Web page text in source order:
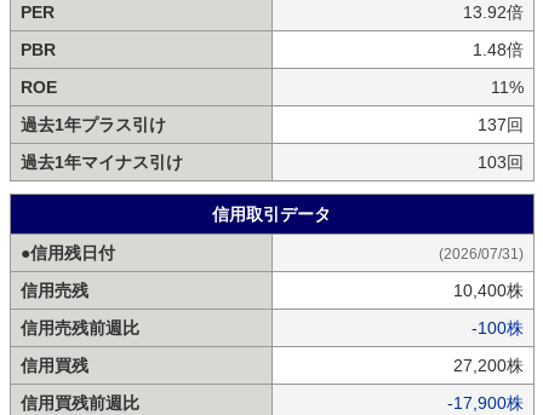
PER
13.92倍
PBR
1.48倍
ROE
11%
過去1年プラス引け
137回
過去1年マイナス引け
103回
信用取引データ
●信用残日付
(2026/07/31)
信用売残
10,400株
信用売残前週比
-100株
信用買残
27,200株
信用買残前週比
-17,900株